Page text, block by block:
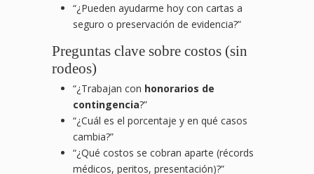
“¿Pueden ayudarme hoy con cartas a
seguro o preservación de evidencia?”
Preguntas clave sobre costos (sin
rodeos)
“¿Trabajan con honorarios de
contingencia?”
“¿Cuál es el porcentaje y en qué casos
cambia?”
“¿Qué costos se cobran aparte (récords
médicos, peritos, presentación)?”